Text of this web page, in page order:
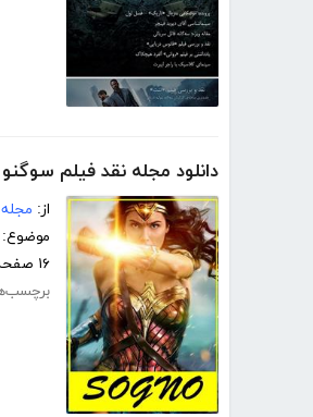
دانلود مجله نقد فیلم
از:
موضوع:
۱۶ صفحه